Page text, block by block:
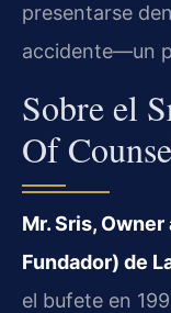
presentarse
accidente—un
Sobre el
Of
Mr. Sris,
Fundador) de
el bufete en